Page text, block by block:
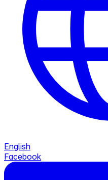
English
Facebook